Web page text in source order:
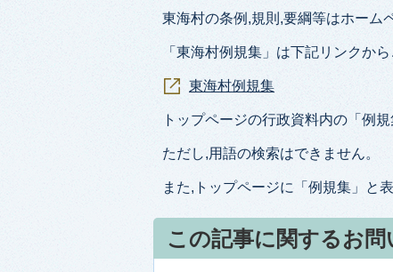
東海村の条例,規則,要綱等はホーム
「東海村例規集」は下記リンクから
東海村例規集
トップページの行政資料内の「例
ただし,用語の検索はできません。
また,トップページに「例規集」と
この記事に関するお